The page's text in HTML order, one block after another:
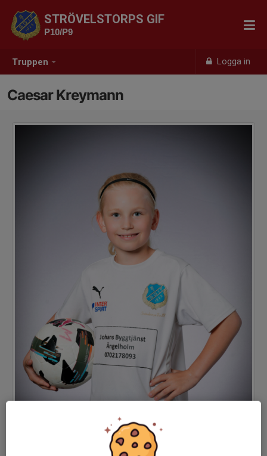
Truppen Logga in
STRÖVELSTORPS GIF
P10/P9
Caesar Kreymann